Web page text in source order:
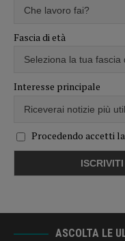
Fascia di età
Interesse principale
Procedendo accetti
ASCOLTA LE